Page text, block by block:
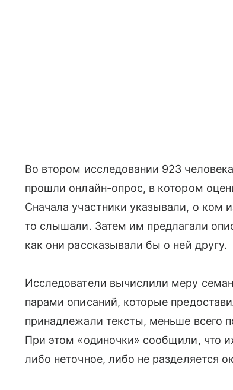
Во втором исследовании 923
прошли онлайн-опрос, в котором
Сначала участники указывали, о ком
то слышали. Затем им предлагали
как они рассказывали бы о ней другу.
Исследователи вычислили меру
парами описаний, которые
принадлежали тексты, меньше всего
При этом «одиночки» сообщили, что
либо неточное, либо не разделяется